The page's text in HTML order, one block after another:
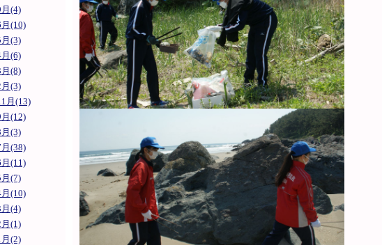
(4)
(10)
(3)
(6)
(8)
(3)
月(13)
(12)
(3)
(38)
(11)
(7)
(10)
(4)
(1)
(2)